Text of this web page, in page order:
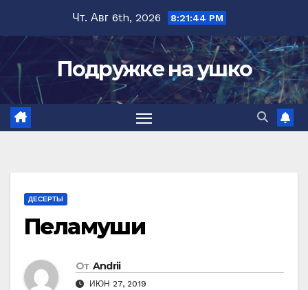
содержимому
Чт. Авг 6th, 2026 8:21:45 PM
Подружке на ушко
ДЕСЕРТЫ
Пеламуши
От Andrii
ИЮН 27, 2019